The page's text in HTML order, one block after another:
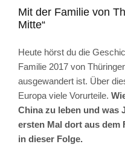
Mit der Familie von
Mitte“
Heute hörst du die
Familie 2017 von
ausgewandert ist. Über
Europa viele Vorurteile.
China zu leben und was
ersten Mal dort aus dem
in dieser Folge.